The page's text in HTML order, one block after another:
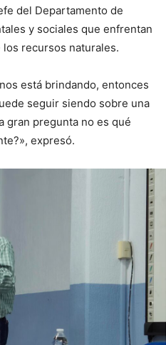
del Departamento de
y sociales que enfrentan
recursos naturales.
está brindando, entonces
seguir siendo sobre una
gran pregunta no es qué
expresó.